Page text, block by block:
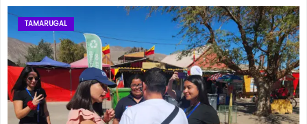
TAMARUGAL